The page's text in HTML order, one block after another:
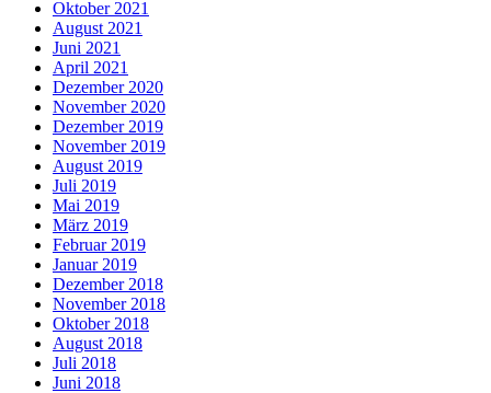
Oktober 2021
August 2021
Juni 2021
April 2021
Dezember 2020
November 2020
Dezember 2019
November 2019
August 2019
Juli 2019
Mai 2019
März 2019
Februar 2019
Januar 2019
Dezember 2018
November 2018
Oktober 2018
August 2018
Juli 2018
Juni 2018